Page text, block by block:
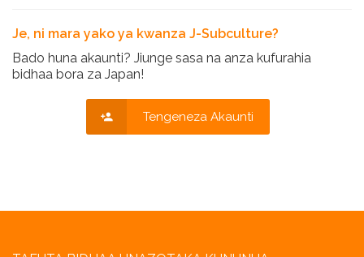
Je, ni mara yako ya kwanza J-Subculture?
Bado huna akaunti? Jiunge sasa na anza kufurahia
bidhaa bora za Japan!
Tengeneza Akaunti